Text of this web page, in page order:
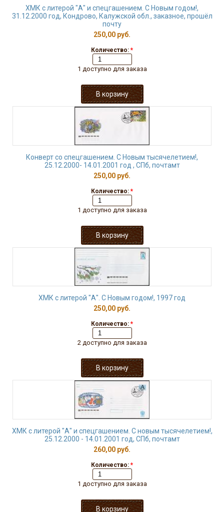
ХМК с литерой "А" и спецгашением. С Новым годом!,
31.12.2000 год, Кондрово, Калужской обл., заказное, прошёл
почту
250,00 руб.
Количество: *
1 доступно для заказа
Конверт со спецгашением. С Новым тысячелетием!,
25.12.2000- 14.01.2001 год , СПб, почтамт
250,00 руб.
Количество: *
1 доступно для заказа
ХМК с литерой "А". С Новым годом!, 1997 год
250,00 руб.
Количество: *
2 доступно для заказа
ХМК с литерой "А" и спецгашением. С новым тысячелетием!,
25.12.2000 - 14.01.2001 год, СПб, почтамт
260,00 руб.
Количество: *
1 доступно для заказа